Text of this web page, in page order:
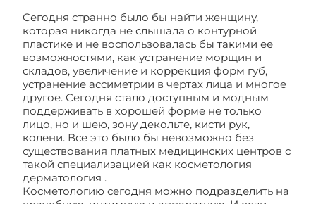
Сегодня странно было бы найти женщину,
которая никогда не слышала о контурной
пластике и не воспользовалась бы такими ее
возможностями, как устранение морщин и
складов, увеличение и коррекция форм губ,
устранение ассиметрии в чертах лица и многое
другое. Сегодня стало доступным и модным
поддерживать в хорошей форме не только
лицо, но и шею, зону декольте, кисти рук,
колени. Все это было бы невозможно без
существования платных медицинских центров с
такой специализацией как косметология
дерматология .
Косметологию сегодня можно подразделить на